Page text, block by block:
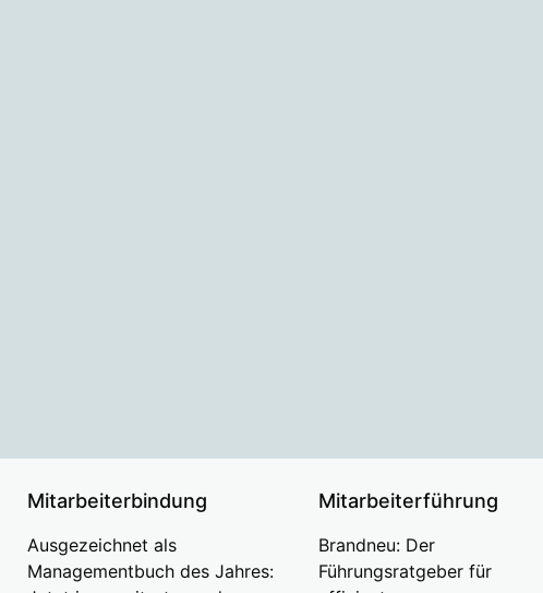
Mitarbeiterbindung
Ausgezeichnet als
Managementbuch des Jahres:
Mitarbeiterführung
Brandneu: Der
Führungsratgeber für